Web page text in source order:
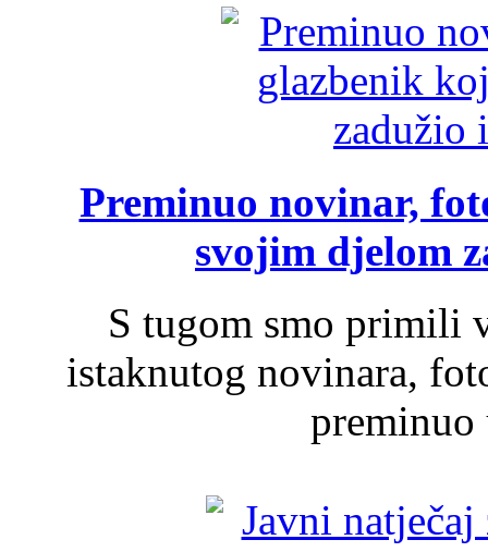
Preminuo novinar,
svojim djelom
S tugom smo primili
istaknutog novinara,